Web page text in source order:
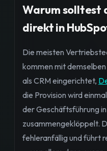
Warum solltest
direkt in
Die meisten
kommen mit
als CRM eingerichtet,
die Provision wird
der Geschäftsführung
zusammengeklöppelt.
fehleranfällig und führt